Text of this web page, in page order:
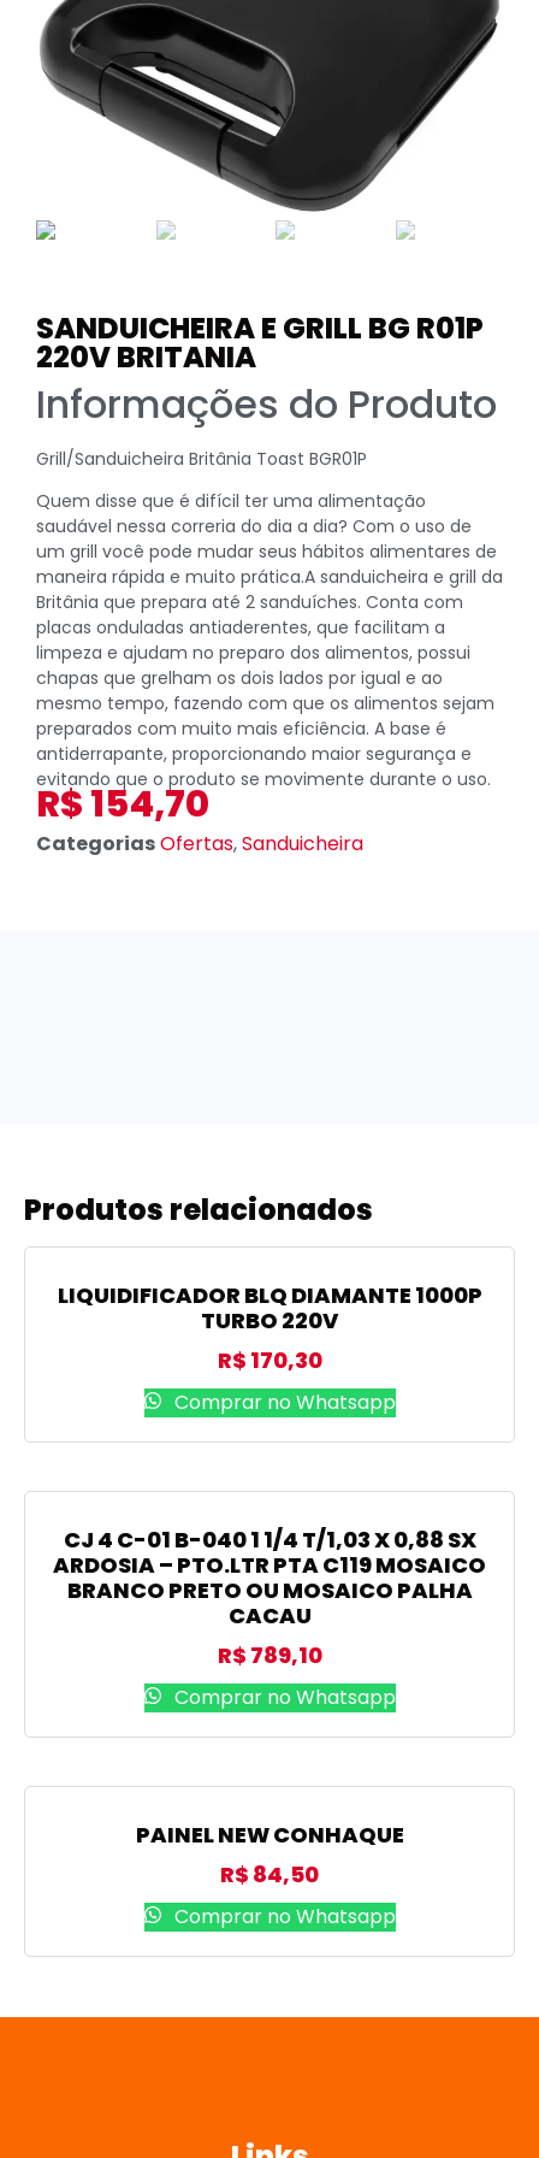
SANDUICHEIRA E GRILL BG R01P
220V BRITANIA
Informações do Produto
Grill/Sanduicheira Britânia Toast BGR01P
Quem disse que é difícil ter uma alimentação
saudável nessa correria do dia a dia? Com o uso de
um grill você pode mudar seus hábitos alimentares de
maneira rápida e muito prática.A sanduicheira e grill da
Britânia que prepara até 2 sanduíches. Conta com
placas onduladas antiaderentes, que facilitam a
limpeza e ajudam no preparo dos alimentos, possui
chapas que grelham os dois lados por igual e ao
mesmo tempo, fazendo com que os alimentos sejam
preparados com muito mais eficiência. A base é
antiderrapante, proporcionando maior segurança e
evitando que o produto se movimente durante o uso.
R$154,70
CategoriasOfertas,Sanduicheira
Produtos relacionados
LIQUIDIFICADOR BLQ DIAMANTE 1000P
TURBO 220V
R$ 170,30
Comprar no Whatsapp
CJ 4 C-01 B-040 1 1/4 T/1,03 X 0,88 SX
ARDOSIA – PTO.LTR PTA C119 MOSAICO
BRANCO PRETO OU MOSAICO PALHA
CACAU
R$ 789,10
Comprar no Whatsapp
PAINEL NEW CONHAQUE
R$ 84,50
Comprar no Whatsapp